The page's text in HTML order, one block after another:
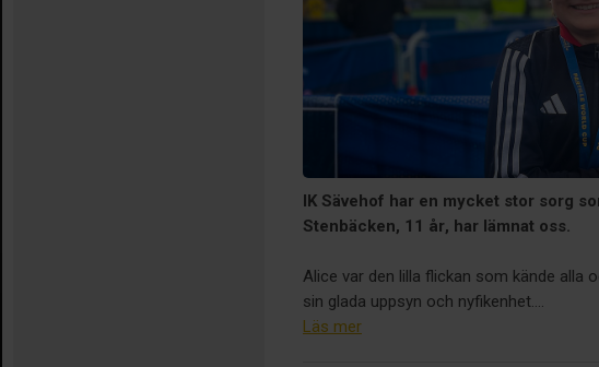
IK Sävehof har en mycket stor sorg
Stenbäcken, 11 år, har lämnat oss.
Alice var den lilla flickan som kände alla
sin glada uppsyn och nyfikenhet....
Läs mer